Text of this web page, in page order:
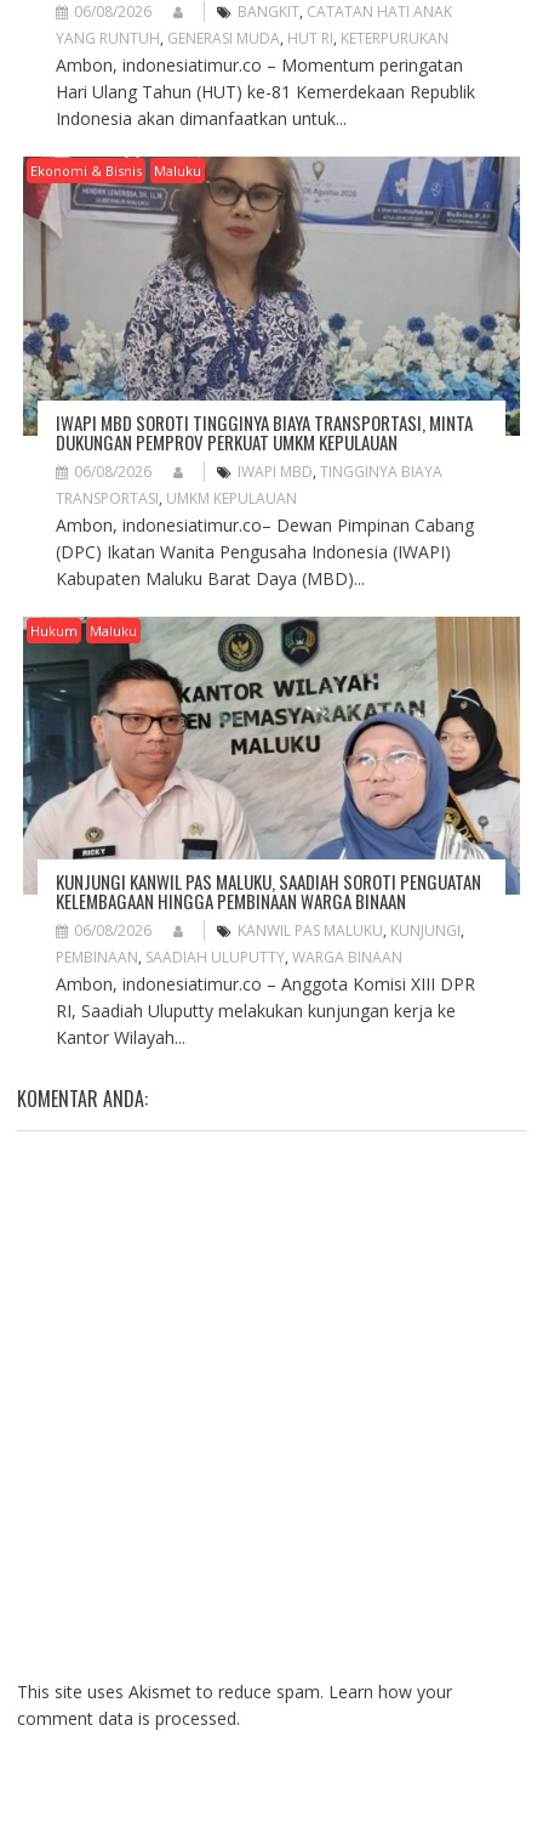
06/08/2026 BANGKIT, CATATAN HATI ANAK
YANG RUNTUH, GENERASI MUDA, HUT RI, KETERPURUKAN
Ambon, indonesiatimur.co – Momentum peringatan
Hari Ulang Tahun (HUT) ke-81 Kemerdekaan Republik
Indonesia akan dimanfaatkan untuk...
Ekonomi & Bisnis Maluku
IWAPI MBD SOROTI TINGGINYA BIAYA TRANSPORTASI, MINTA
DUKUNGAN PEMPROV PERKUAT UMKM KEPULAUAN
06/08/2026 IWAPI MBD, TINGGINYA BIAYA
TRANSPORTASI, UMKM KEPULAUAN
Ambon, indonesiatimur.co– Dewan Pimpinan Cabang
(DPC) Ikatan Wanita Pengusaha Indonesia (IWAPI)
Kabupaten Maluku Barat Daya (MBD)...
Hukum Maluku
KUNJUNGI KANWIL PAS MALUKU, SAADIAH SOROTI PENGUATAN
KELEMBAGAAN HINGGA PEMBINAAN WARGA BINAAN
06/08/2026 KANWIL PAS MALUKU, KUNJUNGI,
PEMBINAAN, SAADIAH ULUPUTTY, WARGA BINAAN
Ambon, indonesiatimur.co – Anggota Komisi XIII DPR
RI, Saadiah Uluputty melakukan kunjungan kerja ke
Kantor Wilayah...
KOMENTAR ANDA:
This site uses Akismet to reduce spam. Learn how your
comment data is processed.